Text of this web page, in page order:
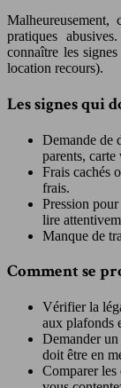
Malheureusement,
pratiques
connaître les
location recours).
Les signes qui
Demande de
parents, carte
Frais cachés
frais.
Pression
lire
Manque de
Comment se
Vérifier la
aux plafonds
Demander
doit être en
Comparer